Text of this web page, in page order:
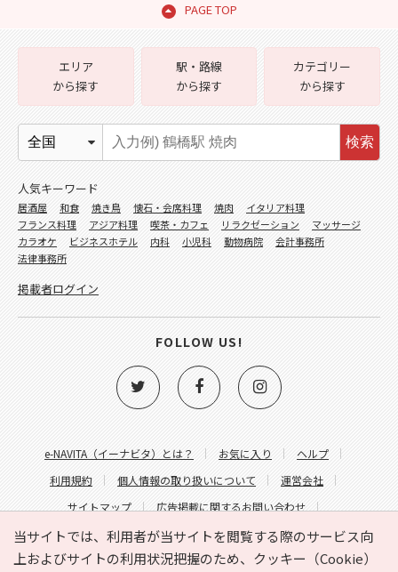
PAGE TOP
当サイトでは、利用者が当サイトを閲覧する際のサービス向
上およびサイトの利用状況把握のため、クッキー（Cookie）
e-NAVITA（イーナビタ）とは？ お気に入り
ヘルプ
利用規約
個人情報の取り扱いについて
運営会社
サイトマップ
広告掲載に関するお問い合わせ
サイトの内容に関するお問い合わせ
エリア
から探す
駅・路線
から探す
カテゴリー
から探す
検索
人気キーワード
居酒屋 和食 焼き鳥 懐石・会席料理 焼肉
イタリア料理
フランス料理
アジア料理 喫茶・カフェ リラクゼーション
マッサージ
カラオケ
ビジネスホテル 内科 小児科 動物病院
会計事務所
法律事務所
掲載者ログイン
FOLLOW US!